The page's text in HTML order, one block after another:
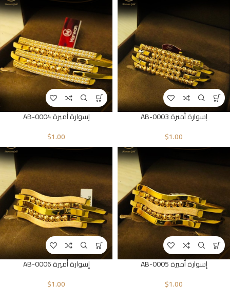
إسوارة أميرة AB-0003
$1.00
إسوارة أميرة AB-0004
$1.00
إسوارة أميرة AB-0005
$1.00
إسوارة أميرة AB-0006
$1.00